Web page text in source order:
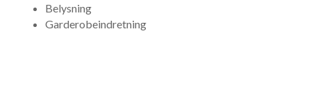
Belysning
Garderobeindretning